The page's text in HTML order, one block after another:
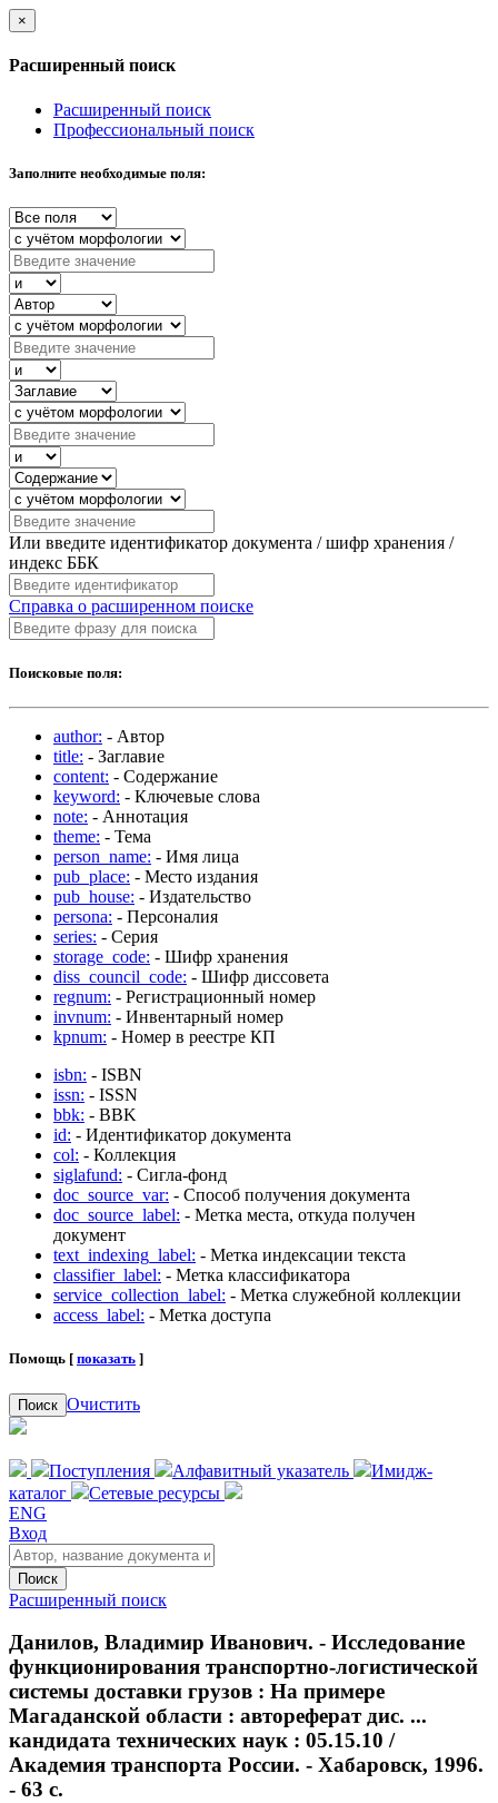
×
Расширенный поиск
Расширенный поиск
Профессиональный поиск
Заполните необходимые поля:
Или введите идентификатор документа / шифр хранения /
индекс ББК
Справка о расширенном поиске
Поисковые поля:
author: - Автор
title: - Заглавие
content: - Содержание
keyword: - Ключевые слова
note: - Аннотация
theme: - Тема
person_name: - Имя лица
pub_place: - Место издания
pub_house: - Издательство
persona: - Персоналия
series: - Серия
storage_code: - Шифр хранения
diss_council_code: - Шифр диссовета
regnum: - Регистрационный номер
invnum: - Инвентарный номер
kpnum: - Номер в реестре КП
isbn: - ISBN
issn: - ISSN
bbk: - BBK
id: - Идентификатор документа
col: - Коллекция
siglafund: - Сигла-фонд
doc_source_var: - Способ получения документа
doc_source_label: - Метка места, откуда получен
документ
text_indexing_label: - Метка индексации текста
classifier_label: - Метка классификатора
service_collection_label: - Метка служебной коллекции
access_label: - Метка доступа
Помощь [ показать ]
Поиск Очистить
Поступления Алфавитный указатель
Имидж-
каталог
Сетевые ресурсы
ENG
Вход
Поиск
Расширенный поиск
Данилов, Владимир Иванович. - Исследование
функционирования транспортно-логистической
системы доставки грузов : На примере
Магаданской области : автореферат дис. ...
кандидата технических наук : 05.15.10 /
Академия транспорта России. - Хабаровск, 1996.
- 63 с.